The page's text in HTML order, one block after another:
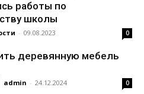
работы по
школы
- 09.08.2023 0
деревянную мебель
admin - 24.12.2024 0